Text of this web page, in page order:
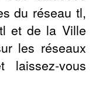
du réseau tl,
et de la Ville
les réseaux
laissez-vous